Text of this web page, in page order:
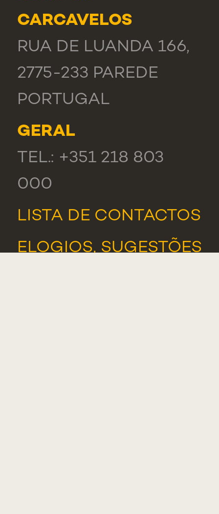
CARCAVELOS
RUA DE LUANDA 166,
2775-233 PAREDE
PORTUGAL
GERAL
TEL.: +351 218 803
000
LISTA DE CONTACTOS
ELOGIOS, SUGESTÕES